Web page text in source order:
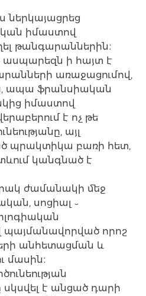
ներկայացրեց
իմաստով
թանգարաններին։
ասպարեզն ի հայտ է
առաջացումով,
ապա ֆրանսիական
իմաստով
է ոչ թե
այլ
պրակտիկա բառի հետ,
կանգնած է
ժամանակի մեջ
սոցիալ ֊
պայմանավորված որոշ
անհետացման և
մասին։
սկսվել է անցած դարի